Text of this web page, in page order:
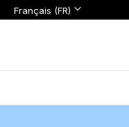
Langue
Langue:
Français (FR)